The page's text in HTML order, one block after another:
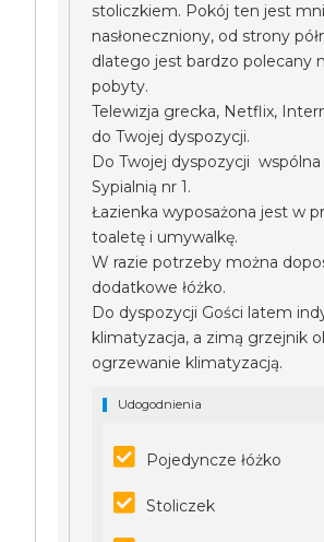
stoliczkiem. Pokój ten jest
nasłoneczniony, od strony
dlatego jest bardzo polecany
pobyty.
Telewizja grecka, Netflix,
do Twojej dyspozycji.
Do Twojej dyspozycji wspólna
Sypialnią nr 1.
Łazienka wyposażona jest w
toaletę i umywalkę.
W razie potrzeby można
dodatkowe łóżko.
Do dyspozycji Gości latem
klimatyzacja, a zimą grzejnik
ogrzewanie klimatyzacją.
Udogodnienia
Pojedyncze łóżko
Stoliczek